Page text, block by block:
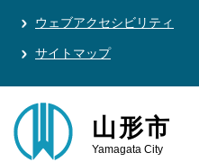
ウェブアクセシビリティ
サイトマップ
山形市
Yamagata City